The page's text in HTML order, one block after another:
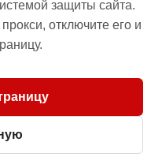
защиты сайта.
отключите его и